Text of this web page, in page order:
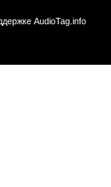
AudioTag.info